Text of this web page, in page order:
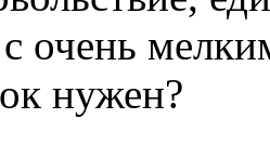
очень
нужен?